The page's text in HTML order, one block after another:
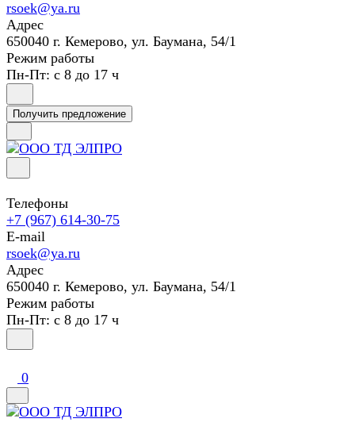
rsoek@ya.ru
Адрес
650040 г. Кемерово, ул. Баумана, 54/1
Режим работы
Пн-Пт: с 8 до 17 ч
Получить предложение
Телефоны
+7 (967) 614-30-75
E-mail
rsoek@ya.ru
Адрес
650040 г. Кемерово, ул. Баумана, 54/1
Режим работы
Пн-Пт: с 8 до 17 ч
0